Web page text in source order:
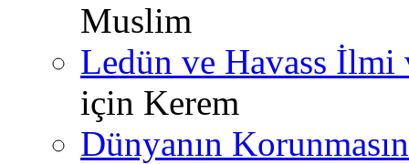
Muslim
Ledün ve Havass İlmi
için Kerem
Dünyanın